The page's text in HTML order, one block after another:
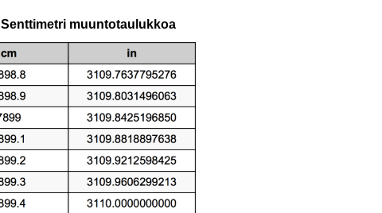
Senttimetri muuntotaulukkoa